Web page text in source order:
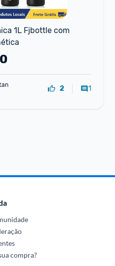
1L Fjbottle com
2 1
compra?